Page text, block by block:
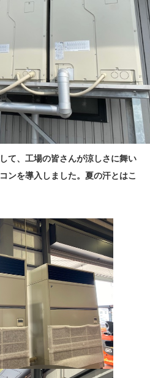
て、工場の皆さんが涼しさに舞い
ンを導入しました。夏の汗とはこ